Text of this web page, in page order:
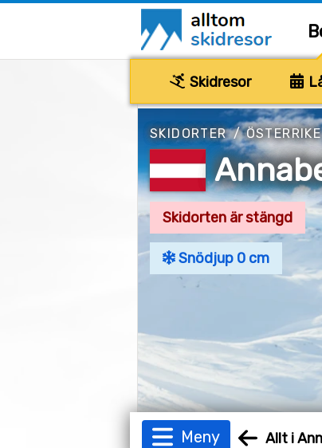
Skidresor
SKIDORTER/ÖSTERRIKE
Skidorten är stängd
Snödjup 0 cm
Meny Allt i